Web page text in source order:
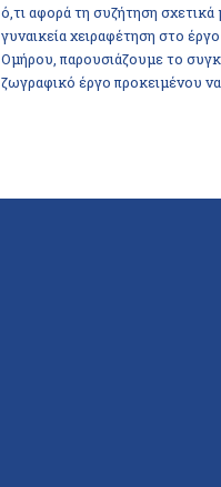
ό,τι αφορά τη συζήτηση σχετικά
γυναικεία χειραφέτηση στο
Ομήρου, παρουσιάζουμε το
ζωγραφικό έργο προκειμένου